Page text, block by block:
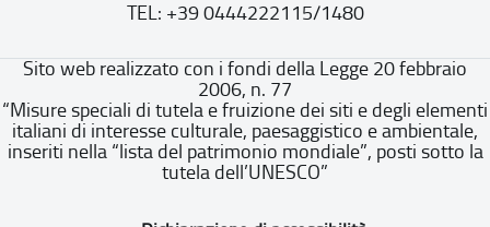
TEL: +39 0444222115/1480
Sito web realizzato con i fondi della Legge 20 febbraio
2006, n. 77
“Misure speciali di tutela e fruizione dei siti e degli elementi
italiani di interesse culturale, paesaggistico e ambientale,
inseriti nella “lista del patrimonio mondiale”, posti sotto la
tutela dell’UNESCO”